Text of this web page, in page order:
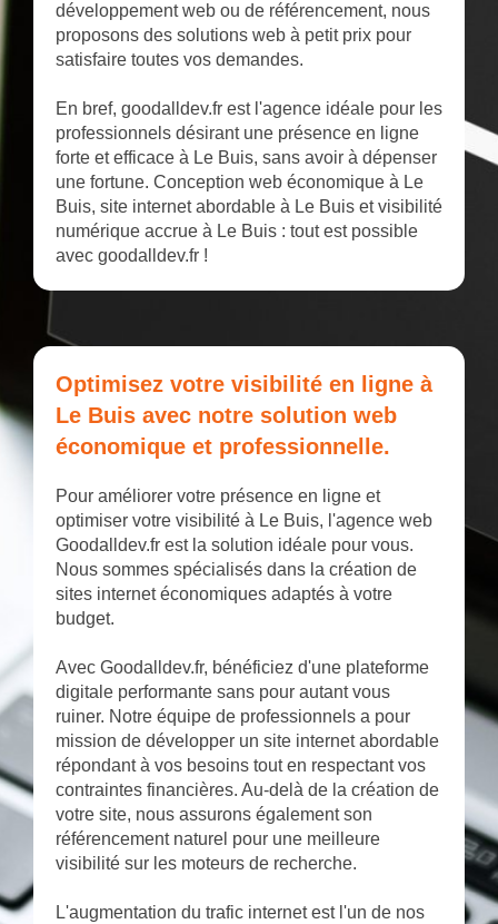
développement web ou de référencement, nous
proposons des solutions web à petit prix pour
satisfaire toutes vos demandes.
En bref, goodalldev.fr est l'agence idéale pour les
professionnels désirant une présence en ligne
forte et efficace à Le Buis, sans avoir à dépenser
une fortune. Conception web économique à Le
Buis, site internet abordable à Le Buis et visibilité
numérique accrue à Le Buis : tout est possible
avec goodalldev.fr !
Optimisez votre visibilité en ligne à
Le Buis avec notre solution web
économique et professionnelle.
Pour améliorer votre présence en ligne et
optimiser votre visibilité à Le Buis, l'agence web
Goodalldev.fr est la solution idéale pour vous.
Nous sommes spécialisés dans la création de
sites internet économiques adaptés à votre
budget.
Avec Goodalldev.fr, bénéficiez d'une plateforme
digitale performante sans pour autant vous
ruiner. Notre équipe de professionnels a pour
mission de développer un site internet abordable
répondant à vos besoins tout en respectant vos
contraintes financières. Au-delà de la création de
votre site, nous assurons également son
référencement naturel pour une meilleure
visibilité sur les moteurs de recherche.
L'augmentation du trafic internet est l'un de nos